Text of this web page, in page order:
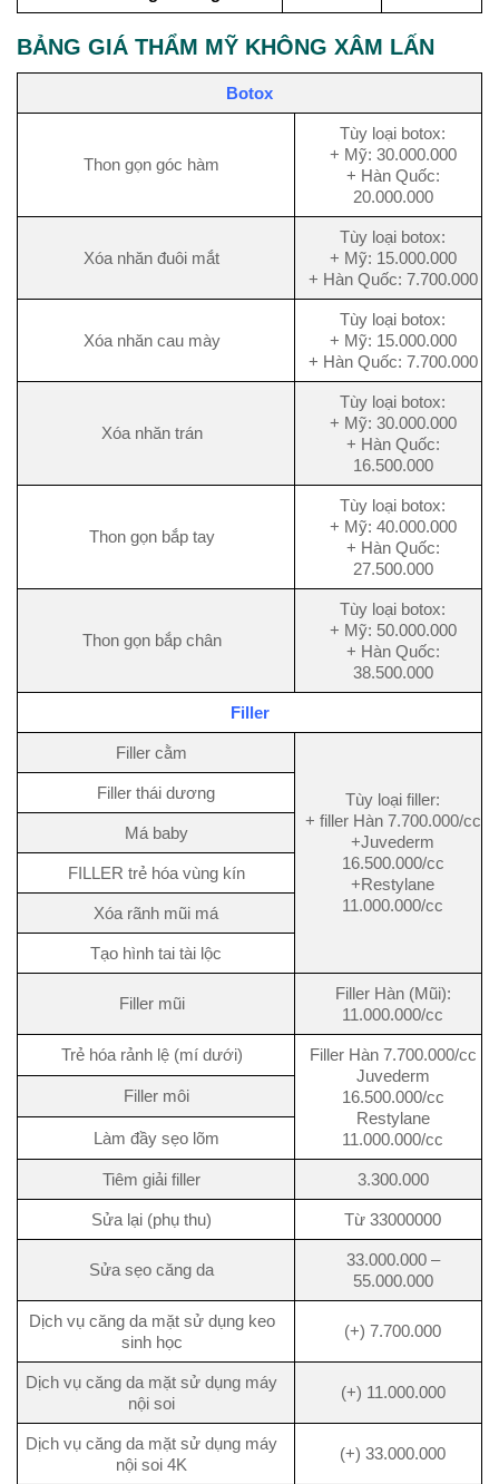
BẢNG GIÁ THẨM MỸ KHÔNG XÂM LẤN
Botox
Thon gọn góc hàm
Tùy loại botox:
+ Mỹ: 30.000.000
+ Hàn Quốc:
20.000.000
Xóa nhăn đuôi mắt
Tùy loại botox:
+ Mỹ: 15.000.000
+ Hàn Quốc: 7.700.000
Xóa nhăn cau mày
Tùy loại botox:
+ Mỹ: 15.000.000
+ Hàn Quốc: 7.700.000
Xóa nhăn trán
Tùy loại botox:
+ Mỹ: 30.000.000
+ Hàn Quốc:
16.500.000
Thon gọn bắp tay
Tùy loại botox:
+ Mỹ: 40.000.000
+ Hàn Quốc:
27.500.000
Thon gọn bắp chân
Tùy loại botox:
+ Mỹ: 50.000.000
+ Hàn Quốc:
38.500.000
Filler
Filler cằm
Tùy loại filler:
+ filler Hàn 7.700.000/cc
+Juvederm
16.500.000/cc
+Restylane
11.000.000/cc
Filler thái dương
Má baby
FILLER trẻ hóa vùng kín
Xóa rãnh mũi má
Tạo hình tai tài lộc
Filler mũi
Filler Hàn (Mũi):
11.000.000/cc
Trẻ hóa rảnh lệ (mí dưới)
Filler Hàn 7.700.000/cc
Juvederm
16.500.000/cc
Restylane
11.000.000/cc
Filler môi
Làm đầy sẹo lõm
Tiêm giải filler 3.300.000
Sửa lại (phụ thu) Từ 33000000
Sửa sẹo căng da
33.000.000 –
55.000.000
Dịch vụ căng da mặt sử dụng keo
sinh học
(+) 7.700.000
Dịch vụ căng da mặt sử dụng máy
nội soi
(+) 11.000.000
Dịch vụ căng da mặt sử dụng máy
nội soi 4K
(+) 33.000.000